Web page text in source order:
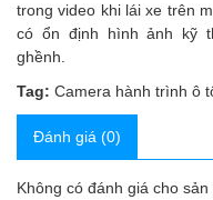
trong video khi lái xe trên
có ổn định hình ảnh kỹ
ghềnh.
Tag: Camera hành trình ô
Đánh giá (0)
Không có đánh giá cho sản